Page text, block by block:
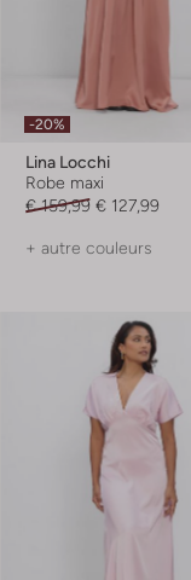
-20%
Lina Locchi
Robe maxi
€ 159,99 € 127,99
+ autre couleurs